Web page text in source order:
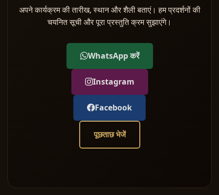
अपने कार्यक्रम की तारीख, स्थान और शैली बताएं। हम प्रदर्शनों की
चयनित सूची और पूरा प्रस्तुति क्रम सुझाएंगे।
WhatsApp करें
Instagram
Facebook
पूछताछ भेजें